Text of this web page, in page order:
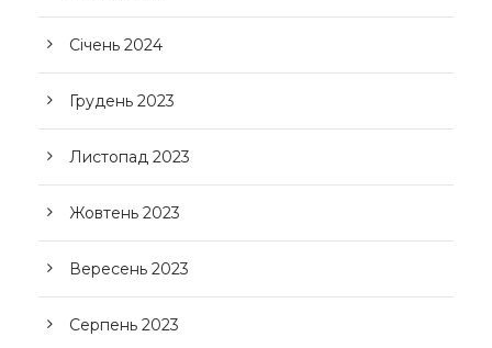
Січень 2024
Грудень 2023
Листопад 2023
Жовтень 2023
Вересень 2023
Серпень 2023